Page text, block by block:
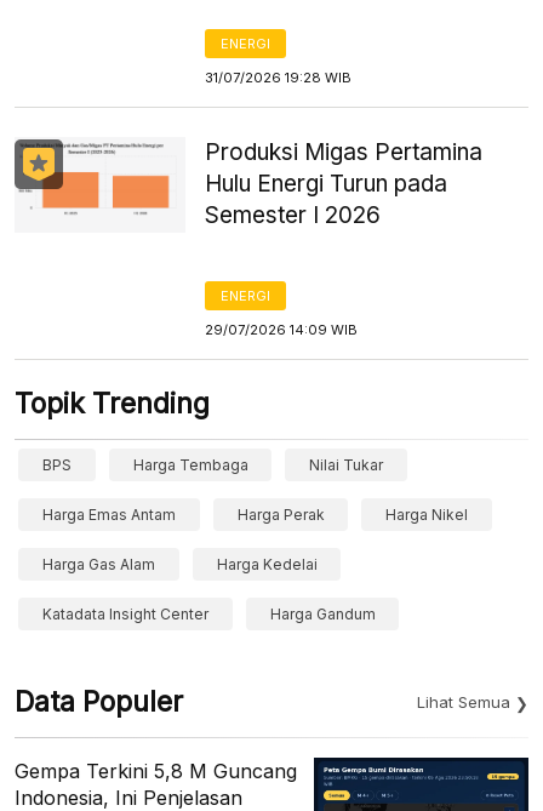
ENERGI
31/07/2026 19:28 WIB
Produksi Migas Pertamina
Hulu Energi Turun pada
Semester I 2026
ENERGI
29/07/2026 14:09 WIB
Topik Trending
BPS Harga Tembaga Nilai Tukar
Harga Emas Antam Harga Perak Harga Nikel
Harga Gas Alam Harga Kedelai
Katadata Insight Center Harga Gandum
Data Populer Lihat Semua
Gempa Terkini 5,8 M Guncang
Indonesia, Ini Penjelasan